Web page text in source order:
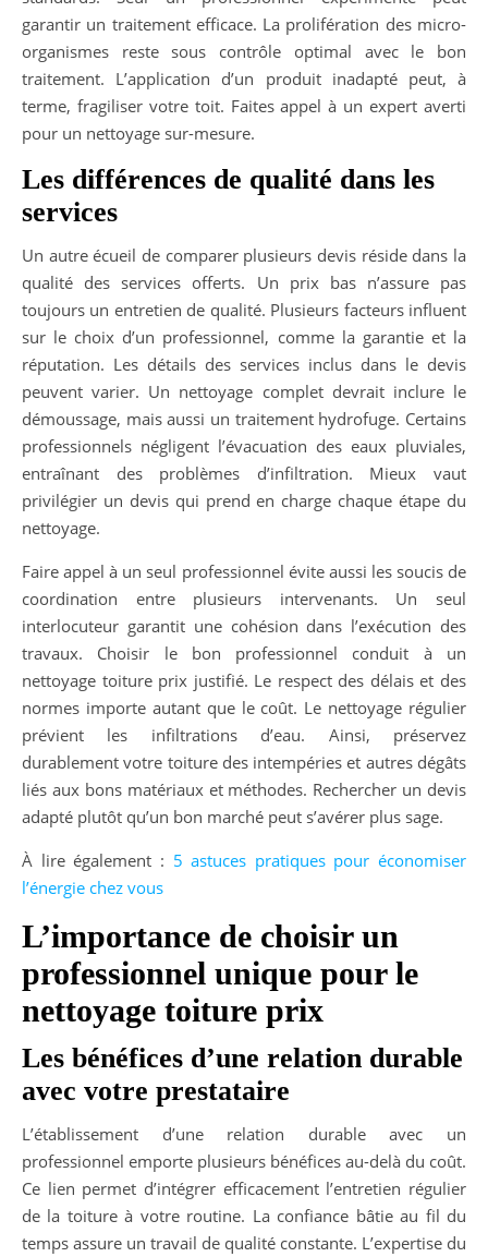
garantir un traitement efficace. La prolifération des micro-
organismes reste sous contrôle optimal avec le bon
traitement. L’application d’un produit inadapté peut, à
terme, fragiliser votre toit. Faites appel à un expert averti
pour un nettoyage sur-mesure.
Les différences de qualité dans les
services
Un autre écueil de comparer plusieurs devis réside dans la
qualité des services offerts. Un prix bas n’assure pas
toujours un entretien de qualité. Plusieurs facteurs influent
sur le choix d’un professionnel, comme la garantie et la
réputation. Les détails des services inclus dans le devis
peuvent varier. Un nettoyage complet devrait inclure le
démoussage, mais aussi un traitement hydrofuge. Certains
professionnels négligent l’évacuation des eaux pluviales,
entraînant des problèmes d’infiltration. Mieux vaut
privilégier un devis qui prend en charge chaque étape du
nettoyage.
Faire appel à un seul professionnel évite aussi les soucis de
coordination entre plusieurs intervenants. Un seul
interlocuteur garantit une cohésion dans l’exécution des
travaux. Choisir le bon professionnel conduit à un
nettoyage toiture prix justifié. Le respect des délais et des
normes importe autant que le coût. Le nettoyage régulier
prévient les infiltrations d’eau. Ainsi, préservez
durablement votre toiture des intempéries et autres dégâts
liés aux bons matériaux et méthodes. Rechercher un devis
adapté plutôt qu’un bon marché peut s’avérer plus sage.
À lire également : 5 astuces pratiques pour économiser
l’énergie chez vous
L’importance de choisir un
professionnel unique pour le
nettoyage toiture prix
Les bénéfices d’une relation durable
avec votre prestataire
L’établissement d’une relation durable avec un
professionnel emporte plusieurs bénéfices au-delà du coût.
Ce lien permet d’intégrer efficacement l’entretien régulier
de la toiture à votre routine. La confiance bâtie au fil du
temps assure un travail de qualité constante. L’expertise du